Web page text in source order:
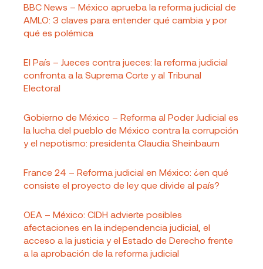
BBC News – México aprueba la reforma judicial de
AMLO: 3 claves para entender qué cambia y por
qué es polémica
El País – Jueces contra jueces: la reforma judicial
confronta a la Suprema Corte y al Tribunal
Electoral
Gobierno de México – Reforma al Poder Judicial es
la lucha del pueblo de México contra la corrupción
y el nepotismo: presidenta Claudia Sheinbaum
France 24 – Reforma judicial en México: ¿en qué
consiste el proyecto de ley que divide al país?
OEA – México: CIDH advierte posibles
afectaciones en la independencia judicial, el
acceso a la justicia y el Estado de Derecho frente
a la aprobación de la reforma judicial